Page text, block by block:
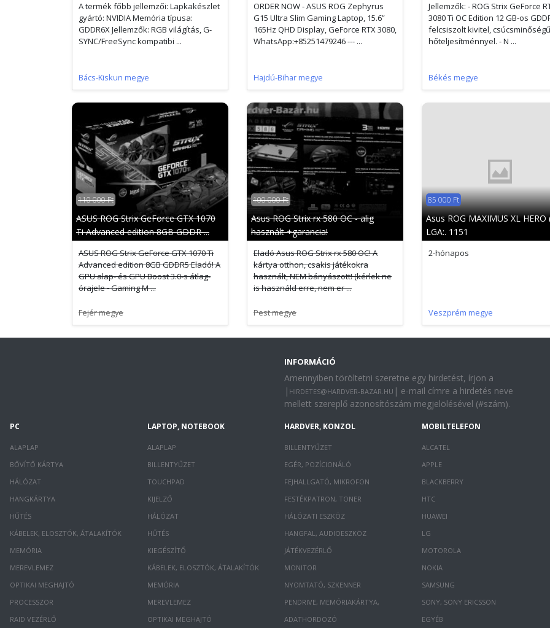
A termék főbb jellemzői: Lapkakészlet
gyártó: NVIDIA Memória típusa:
GDDR6X Jellemzők: RGB világítás, G-
SYNC/FreeSync kompatibi ...
Bács-Kiskun megye
ORDER NOW - ASUS ROG Zephyrus
G15 Ultra Slim Gaming Laptop, 15.6”
165Hz QHD Display, GeForce RTX 3080,
WhatsApp:+85251479246 --- ...
Hajdú-Bihar megye
Jellemzők: - ROG Strix GeForce
3080 Ti OC Edition 12 GB-os
felcsiszolt kivitel, csúcsminőségű
hőteljesítménnyel. - N ...
Békés megye
110 000 Ft
ASUS ROG Strix GeForce GTX 1070
Ti Advanced edition 8GB GDDR ...
ASUS ROG Strix GeForce GTX 1070 Ti
Advanced edition 8GB GDDR5 Eladó! A
GPU alap- és GPU Boost 3.0-s átlag-
órajele - Gaming M ...
Fejér megye
100 000 Ft
Asus ROG Strix rx 580 OC - alig
használt +garancia!
Eladó Asus ROG Strix rx 580 OC! A
kártya otthon, csakis játékokra
használt, NEM bányászott! (kérlek ne
is használd erre, nem er ...
Pest megye
85 000 Ft
Asus ROG MAXIMUS XL
LGA:. 1151
2-hónapos
Veszprém megye
INFORMÁCIÓ
Amennyiben töröltetni szeretne egy hirdetést, írjon a
| HIRDETES@HARDVER-BAZAR.HU | e-mail címre a hirdetés neve
mellett szereplő azonosítószám megjelölésével (#szám).
PC
ALAPLAP
BŐVÍTŐ KÁRTYA
HÁLÓZAT
HANGKÁRTYA
HŰTÉS
KÁBELEK, ELOSZTÓK, ÁTALAKÍTÓK
MEMÓRIA
MEREVLEMEZ
OPTIKAI MEGHAJTÓ
PROCESSZOR
RAID VEZÉRLŐ
LAPTOP, NOTEBOOK
ALAPLAP
BILLENTYŰZET
TOUCHPAD
KIJELZŐ
HÁLÓZAT
HŰTÉS
KIEGÉSZÍTŐ
KÁBELEK, ELOSZTÓK, ÁTALAKÍTÓK
MEMÓRIA
MEREVLEMEZ
OPTIKAI MEGHAJTÓ
HARDVER, KONZOL
BILLENTYŰZET
EGÉR, POZÍCIONÁLÓ
FEJHALLGATÓ, MIKROFON
FESTÉKPATRON, TONER
HÁLÓZATI ESZKÖZ
HANGFAL, AUDIOESZKÖZ
JÁTÉKVEZÉRLŐ
MONITOR
NYOMTATÓ, SZKENNER
PENDRIVE, MEMÓRIAKÁRTYA,
ADATHORDOZÓ
MOBILTELEFON
ALCATEL
APPLE
BLACKBERRY
HTC
HUAWEI
LG
MOTOROLA
NOKIA
SAMSUNG
SONY, SONY ERICSSON
EGYÉB